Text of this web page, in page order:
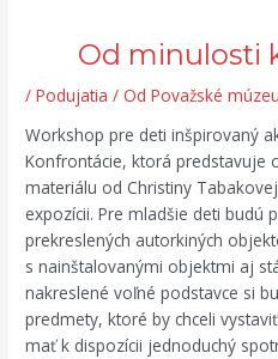
Od minulosti
/Podujatia / Od Považské
Workshop pre deti inšpirovaný
Konfrontácie, ktorá predstavuje
materiálu od Christiny
expozícii. Pre mladšie deti budú
prekreslených autorkiných
s nainštalovanými objektmi aj
nakreslené voľné podstavce si
predmety, ktoré by chceli
mať k dispozícii jednoduchý